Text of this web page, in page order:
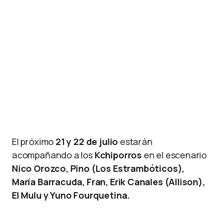
El próximo 21 y 22 de julio estarán
acompañando a los Kchiporros en el escenario
Nico Orozco, Pino (Los Estrambóticos),
María Barracuda, Fran, Erik Canales (Allison),
El Mulu y Yuno Fourquetina.